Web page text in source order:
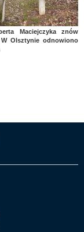
Maciejczyka znów
Olsztynie odnowiono